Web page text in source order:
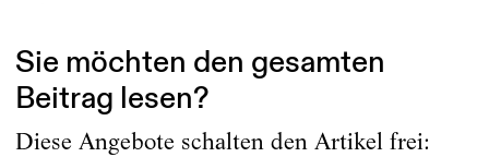
Sie möchten den gesamten
Beitrag lesen?
Diese Angebote schalten den Artikel frei: